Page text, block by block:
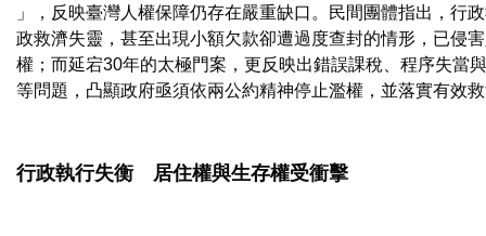
」，反映臺灣人權保障仍存在嚴重缺口。民間團體指出，行
政救濟失靈，甚至出現小額欠款卻遭過度查封的情形，已侵
權；而延宕30年的太極門案，更反映出錯誤課稅、程序失當
等問題，凸顯政府亟須依兩公約精神停止濫權，並落實有效
行政執行失衡 居住權與生存權受衝擊